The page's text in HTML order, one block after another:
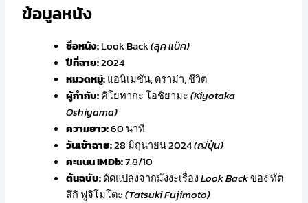
ข้อมูลหนัง
ชื่อหนัง:Look Back(ลุค แบ็ค)
ปีที่ฉาย:2024
หมวดหมู่:แอนิเมชัน, ดราม่า, ชีวิต
ผู้กำกับ:คิโยทากะ โอชิยามะ(Kiyotaka
Oshiyama)
ความยาว:60 นาที
วันเข้าฉาย:28 มิถุนายน 2024(ญี่ปุ่น)
คะแนน IMDb:7.8/10
ต้นฉบับ:ดัดแปลงจากมังงะเรื่องLook Backของ ทัต
สึกิ ฟูจิโมโตะ(Tatsuki Fujimoto)